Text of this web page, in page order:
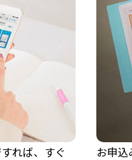
れば、すぐ
お申